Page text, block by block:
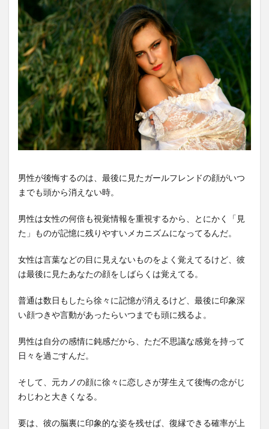
男性が後悔するのは、最後に見たガールフレンドの顔がいつ
までも頭から消えない時。
男性は女性の何倍も視覚情報を重視するから、とにかく「見
た」ものが記憶に残りやすいメカニズムになってるんだ。
女性は言葉などの目に見えないものをよく覚えてるけど、彼
は最後に見たあなたの顔をしばらくは覚えてる。
普通は数日もしたら徐々に記憶が消えるけど、最後に印象深
い顔つきや言動があったらいつまでも頭に残るよ。
男性は自分の感情に鈍感だから、ただ不思議な感覚を持って
日々を過ごすんだ。
そして、元カノの顔に徐々に恋しさが芽生えて後悔の念がじ
わじわと大きくなる。
要は、彼の脳裏に印象的な姿を残せば、復縁できる確率が上